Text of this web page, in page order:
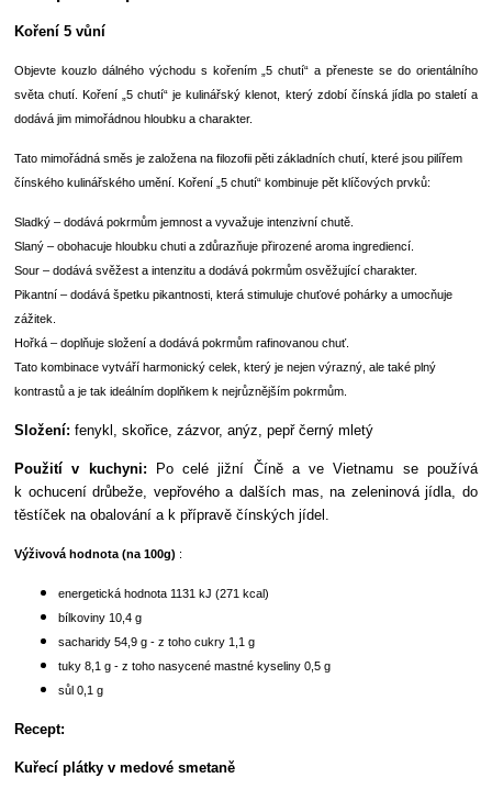
Koření 5 vůní
Objevte kouzlo dálného východu s kořením „5 chutí“ a přeneste se do orientálního
světa chutí.Koření „5 chutí“ je kulinářský klenot, který zdobí čínská jídla po staletí a
dodává jim mimořádnou hloubku a charakter.
Tato mimořádná směs je založena na filozofii pěti základních chutí, které jsou pilířem
čínského kulinářského umění. Koření „5 chutí“ kombinuje pět klíčových prvků:
Sladký – dodává pokrmům jemnost a vyvažuje intenzivní chutě.
Slaný – obohacuje hloubku chuti a zdůrazňuje přirozené aroma ingrediencí.
Sour – dodává svěžest a intenzitu a dodává pokrmům osvěžující charakter.
Pikantní – dodává špetku pikantnosti, která stimuluje chuťové pohárky a umocňuje
zážitek.
Hořká – doplňuje složení a dodává pokrmům rafinovanou chuť.
Tato kombinace vytváří harmonický celek, který je nejen výrazný, ale také plný
kontrastů a je tak ideálním doplňkem k nejrůznějším pokrmům.
Složení: fenykl, skořice, zázvor, anýz, pepř černý mletý
Použití v kuchyni: Po celé jižní Číně a ve Vietnamu se používá
k ochucení drůbeže, vepřového a dalších mas, na zeleninová jídla, do
těstíček na obalování a k přípravě čínských jídel.
Výživová hodnota (na 100g) :
energetická hodnota 1131 kJ (271 kcal)
bílkoviny 10,4 g
sacharidy 54,9 g - z toho cukry 1,1 g
tuky 8,1 g - z toho nasycené mastné kyseliny 0,5 g
sůl 0,1 g
Recept:
Kuřecí plátky v medové smetaně